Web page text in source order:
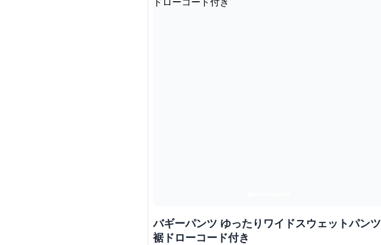
バギーパンツ ゆったりワイドスウェットパンツ
裾ドローコード付き